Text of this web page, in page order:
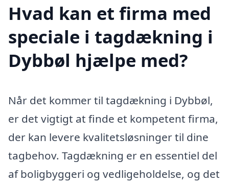
Hvad kan et firma med
speciale i tagdækning i
Dybbøl hjælpe med?
Når det kommer til tagdækning i Dybbøl,
er det vigtigt at finde et kompetent firma,
der kan levere kvalitetsløsninger til dine
tagbehov. Tagdækning er en essentiel del
af boligbyggeri og vedligeholdelse, og det